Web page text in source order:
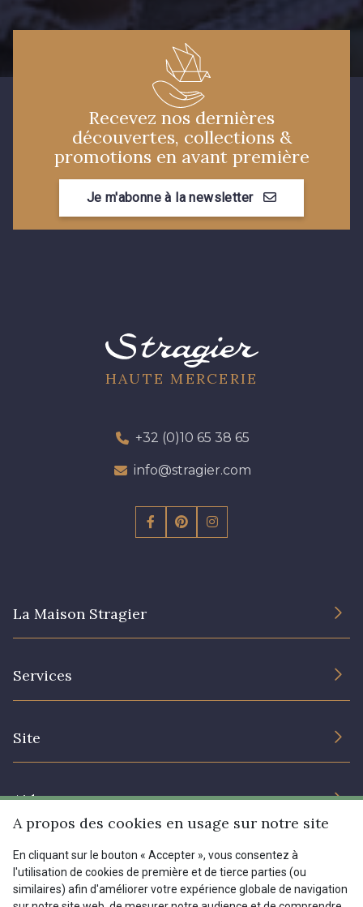
Recevez nos dernières
découvertes, collections &
promotions en avant première
Je m'abonne à la newsletter
HAUTE MERCERIE
+32 (0)10 65 38 65
info@stragier.com
La Maison Stragier
Services
Site
Prix réduits
Magazine
Aide
Livraison : France, Belgique, International
Retours & réclamations
Menu
A propos des cookies en usage sur notre site
En cliquant sur le bouton « Accepter », vous consentez à
l'utilisation de cookies de première et de tierce parties (ou
similaires) afin d'améliorer votre expérience globale de navigation